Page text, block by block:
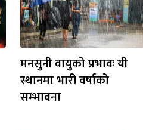
मनसुनी वायुको प्रभावः यी
स्थानमा भारी वर्षाको
सम्भावना